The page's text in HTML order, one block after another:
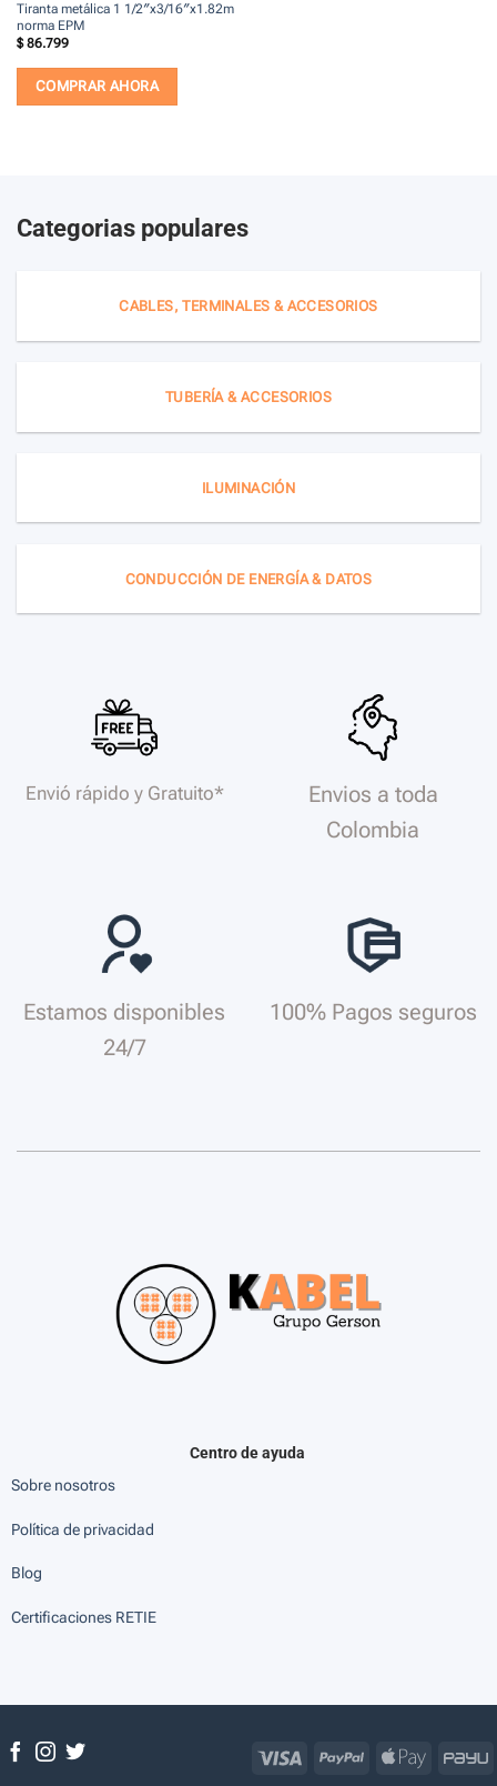
Tiranta metálica 1 1/2″x3/16″x1.82m
norma EPM
$86.799
COMPRAR AHORA
Categorias populares
CABLES, TERMINALES & ACCESORIOS
TUBERÍA & ACCESORIOS
ILUMINACIÓN
CONDUCCIÓN DE ENERGÍA & DATOS
Envió rápido y Gratuito*
Envios a toda
Colombia
Estamos disponibles
24/7
100% Pagos seguros
Centro de ayuda
Sobre nosotros
Política de privacidad
Blog
Certificaciones RETIE
Visa PayPal
Apple